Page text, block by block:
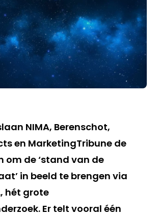
NIMA, Berenschot,
en MarketingTribune de
om de ‘stand van de
in beeld te brengen via
hét grote
Er telt vooral één